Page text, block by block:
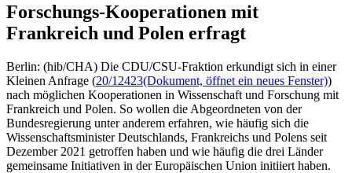
Forschungs-Kooperationen mit
Frankreich und Polen erfragt
Berlin: (hib/CHA) Die CDU/CSU-Fraktion erkundigt sich in einer
Kleinen Anfrage (20/12423(Dokument, öffnet ein neues Fenster))
nach möglichen Kooperationen in Wissenschaft und Forschung mit
Frankreich und Polen. So wollen die Abgeordneten von der
Bundesregierung unter anderem erfahren, wie häufig sich die
Wissenschaftsminister Deutschlands, Frankreichs und Polens seit
Dezember 2021 getroffen haben und wie häufig die drei Länder
gemeinsame Initiativen in der Europäischen Union initiiert haben.